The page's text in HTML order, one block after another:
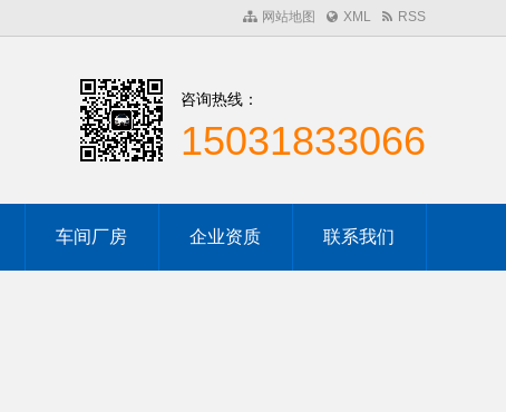
网站地图 XML RSS
咨询热线：
15031833066
车间厂房 企业资质 联系我们